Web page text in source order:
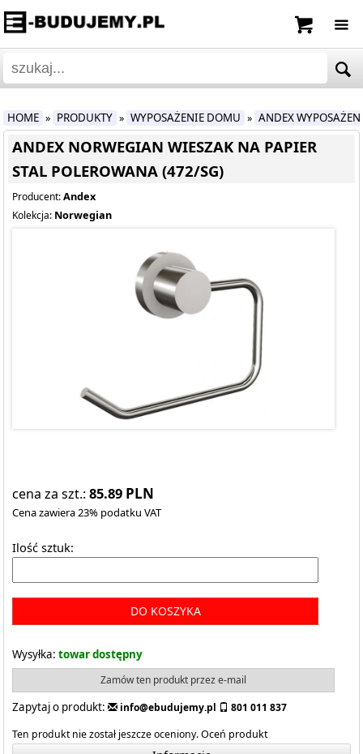
HOME » PRODUKTY » WYPOSAŻENIE DOMU » ANDEX
ANDEX NORWEGIAN WIESZAK NA PAPIER
STAL POLEROWANA (472/SG)
Producent:Andex
Kolekcja: Norwegian
cena za szt.:85.89 PLN
Cena zawiera 23% podatku VAT
Ilość sztuk:
DO KOSZYKA
Wysyłka: towar dostępny
Zamów ten produkt przez e-mail
Zapytaj o produkt: info@ebudujemy.pl
801 011 837
Ten produkt nie został jeszcze oceniony.Oceń produkt